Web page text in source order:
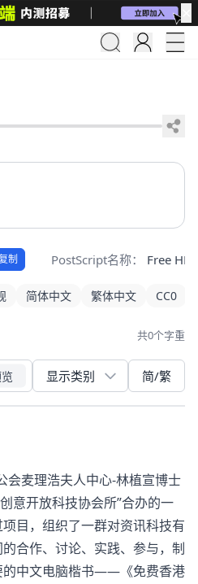
制 PostScript名称： Free HK
简体中文 繁体中文 CC0
共0个字重
简/繁
会麦理浩夫人中心-林植宣博士
意开放科技协会所”合办的一
目，组织了一群对资讯科技有
合作、讨论、实践、参与，制
的中文电脑楷书——《免费香港